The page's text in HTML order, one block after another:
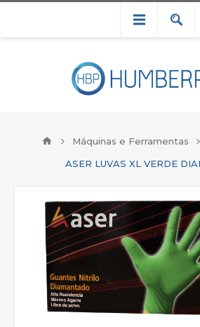
Máquinas e Ferramentas
ASER LUVAS XL VERDE